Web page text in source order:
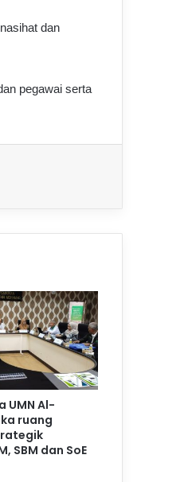
dan
pegawai serta
UMN Al-
ruang
SBM dan SoE